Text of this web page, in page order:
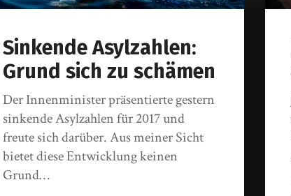
Sinkende Asylzahlen:
Grund sich zu schämen
Der Innenminister präsentierte gestern
sinkende Asylzahlen für 2017 und
freute sich darüber. Aus meiner Sicht
bietet diese Entwicklung keinen
Grund…